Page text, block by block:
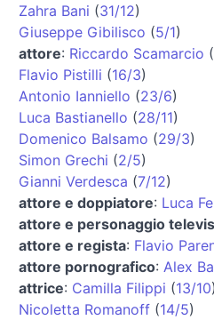
Zahra Bani (31/12)
Giuseppe Gibilisco (5/1)
attore: Riccardo Scamarcio (
Flavio Pistilli (16/3)
Antonio Ianniello (23/6)
Luca Bastianello (28/11)
Domenico Balsamo (29/3)
Simon Grechi (2/5)
Gianni Verdesca (7/12)
attore e doppiatore: Luca
attore e personaggio
attore e regista: Flavio
attore pornografico: Alex
attrice: Camilla Filippi (13/10)
Nicoletta Romanoff (14/5)